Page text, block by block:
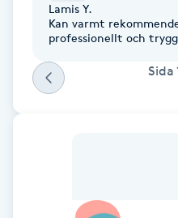
Fotsvamp
Fotvård
Fransar
Fransfärgning
Lamis Y.
Kan varmt
professionellt och
Sida